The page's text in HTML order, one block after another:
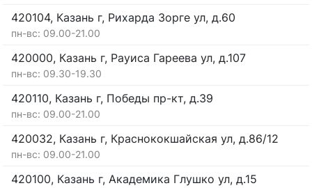
420104, Казань г, Рихарда Зорге ул, д.60
пн-вс: 09.00-21.00
420000, Казань г, Рауиса Гареева ул, д.107
пн-вс: 09.30-19.30
420110, Казань г, Победы пр-кт, д.39
пн-вс: 09.00-21.00
420032, Казань г, Краснококшайская ул, д.86/12
пн-вс: 09.00-21.00
420100, Казань г, Академика Глушко ул, д.15